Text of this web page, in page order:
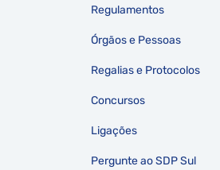
Regulamentos
Órgãos e Pessoas
Regalias e Protocolos
Concursos
Ligações
Pergunte ao SDP Sul